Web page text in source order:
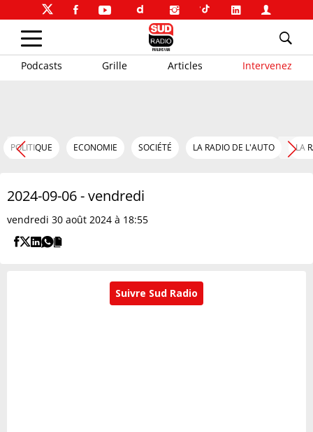
Podcasts Grille Articles Intervenez
POLITIQUE ECONOMIE SOCIÉTÉ LA RADIO DE L'AUTO LA
2024-09-06 - vendredi
vendredi 30 août 2024 à 18:55
Suivre Sud Radio